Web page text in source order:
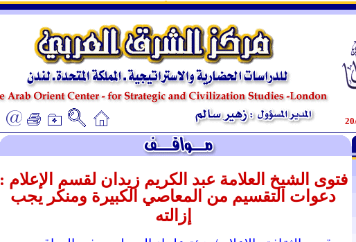
ـ
ـ
فتوى الشيخ العلامة عبد الكريم زيدان لقسم الإعلام :
دعوات التقسيم من المعاصي الكبيرة ومنكر يجب
إزالته